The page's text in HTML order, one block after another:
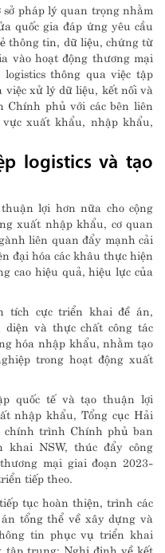
pháp lý quan trọng nhằm
quốc gia đáp ứng yêu cầu
thông tin, dữ liệu, chứng từ
vào hoạt động thương mại
thông qua việc tập
xử lý dữ liệu, kết nối và
Chính phủ với các bên liên
xuất khẩu, nhập khẩu,
logistics và tạo
lợi hơn nữa cho cộng
xuất nhập khẩu, cơ quan
liên quan đẩy mạnh cải
đại hóa các khâu thực hiện
cao hiệu quả, hiệu lực của
tích cực triển khai đề án,
và thực chất công tác
hóa nhập khẩu, nhằm tạo
trong hoạt động xuất
quốc tế và tạo thuận lợi
nhập khẩu, Tổng cục Hải
trình Chính phủ ban
khai NSW, thúc đẩy công
mại giai đoạn 2023-
tiếp theo.
tục hoàn thiện, trình các
tổng thể về xây dựng và
tin phục vụ triển khai
tập trung; Nghị định về kết